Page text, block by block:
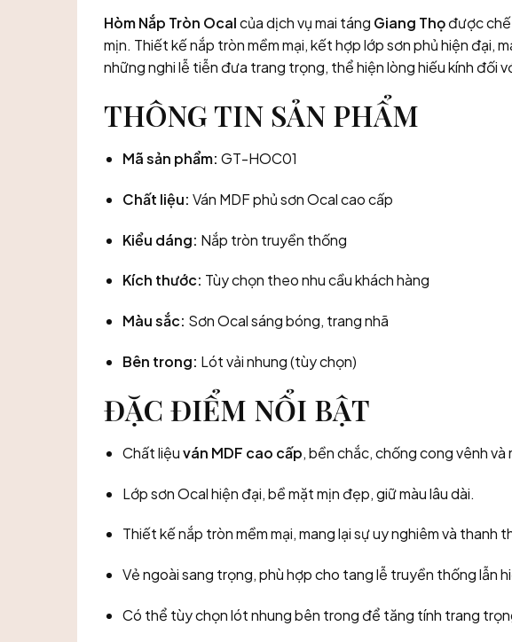
Hòm Nắp Tròn Ocalcủa dịch vụ mai táng Giang Thọđược chế
mịn. Thiết kế nắp tròn mềm mại, kết hợp lớp sơn phủ hiện đại,
những nghi lễ tiễn đưa trang trọng, thể hiện lòng hiếu kính đối
THÔNG TIN SẢN PHẨM
Mã sản phẩm: GT-HOC01
Chất liệu: Ván MDF phủ sơn Ocal cao cấp
Kiểu dáng: Nắp tròn truyền thống
Kích thước: Tùy chọn theo nhu cầu khách hàng
Màu sắc: Sơn Ocal sáng bóng, trang nhã
Bên trong: Lót vải nhung (tùy chọn)
ĐẶC ĐIỂM NỔI BẬT
Chất liệuván MDF cao cấp, bền chắc, chống cong vênh và
Lớp sơn Ocal hiện đại, bề mặt mịn đẹp, giữ màu lâu dài.
Thiết kế nắp tròn mềm mại, mang lại sự uy nghiêm và thanh
Vẻ ngoài sang trọng, phù hợp cho tang lễ truyền thống lẫn
Có thể tùy chọn lót nhung bên trong để tăng tính trang